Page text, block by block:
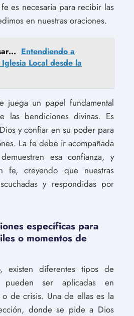
es necesaria para recibir las
en nuestras oraciones.
Entendiendo a
Local desde la
juega un papel fundamental
las bendiciones divinas. Es
y confiar en su poder para
La fe debe ir acompañada
esa confianza, y
fe, creyendo que nuestras
y respondidas por
específicas para
o momentos de
existen diferentes tipos de
pueden ser aplicadas en
o de crisis. Una de ellas es la
donde se pide a Dios